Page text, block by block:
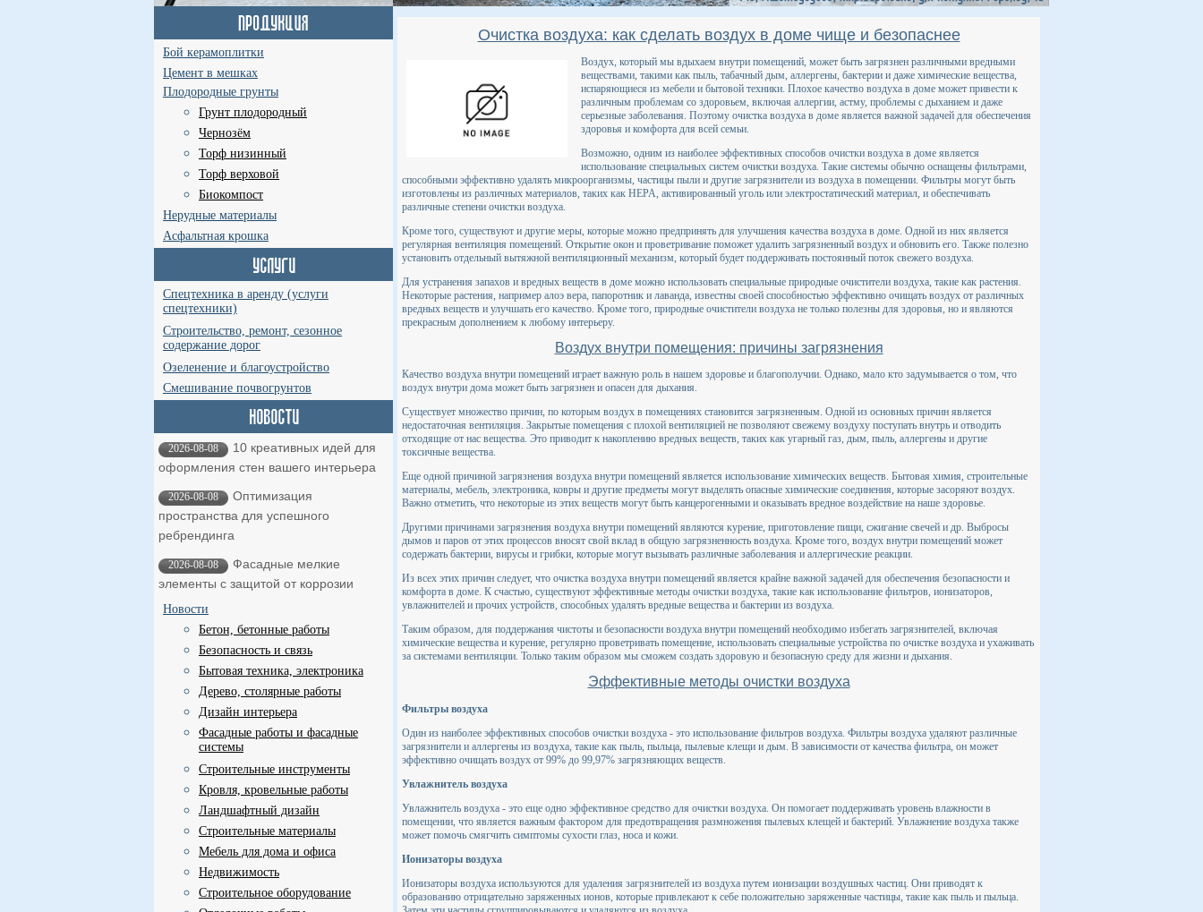
Бой керамоплитки
Цемент в мешках
Плодородные грунты
Грунт плодородный
Чернозём
Торф низинный
Торф верховой
Биокомпост
Нерудные материалы
Асфальтная крошка
Спецтехника в аренду (услуги
спецтехники)
Строительство, ремонт, сезонное
содержание дорог
Озеленение и благоустройство
Смешивание почвогрунтов
2026-08-08
10 креативных идей для
оформления стен вашего интерьера
2026-08-08
Оптимизация
пространства для успешного
ребрендинга
2026-08-08
Фасадные мелкие
элементы с защитой от коррозии
Новости
Бетон, бетонные работы
Безопасность и связь
Бытовая техника, электроника
Дерево, столярные работы
Дизайн интерьера
Фасадные работы и фасадные
системы
Строительные инструменты
Кровля, кровельные работы
Ландшафтный дизайн
Строительные материалы
Мебель для дома и офиса
Недвижимость
Строительное оборудование
Очистка воздуха: как сделать воздух в доме чище и безопаснее
Воздух, который мы вдыхаем внутри помещений, может быть загрязнен различными вредными
веществами, такими как пыль, табачный дым, аллергены, бактерии и даже химические вещества,
испаряющиеся из мебели и бытовой техники. Плохое качество воздуха в доме может привести к
различным проблемам со здоровьем, включая аллергии, астму, проблемы с дыханием и даже
серьезные заболевания. Поэтому очистка воздуха в доме является важной задачей для обеспечения
здоровья и комфорта для всей семьи.
Возможно, одним из наиболее эффективных способов очистки воздуха в доме является
использование специальных систем очистки воздуха. Такие системы обычно оснащены фильтрами,
способными эффективно удалять микроорганизмы, частицы пыли и другие загрязнители из воздуха в помещении. Фильтры могут быть
изготовлены из различных материалов, таких как HEPA, активированный уголь или электростатический материал, и обеспечивать
различные степени очистки воздуха.
Кроме того, существуют и другие меры, которые можно предпринять для улучшения качества воздуха в доме. Одной из них является
регулярная вентиляция помещений. Открытие окон и проветривание поможет удалить загрязненный воздух и обновить его. Также полезно
установить отдельный вытяжной вентиляционный механизм, который будет поддерживать постоянный поток свежего воздуха.
Для устранения запахов и вредных веществ в доме можно использовать специальные природные очистители воздуха, такие как растения.
Некоторые растения, например алоэ вера, папоротник и лаванда, известны своей способностью эффективно очищать воздух от различных
вредных веществ и улучшать его качество. Кроме того, природные очистители воздуха не только полезны для здоровья, но и являются
прекрасным дополнением к любому интерьеру.
Воздух внутри помещения: причины загрязнения
Качество воздуха внутри помещений играет важную роль в нашем здоровье и благополучии. Однако, мало кто задумывается о том, что
воздух внутри дома может быть загрязнен и опасен для дыхания.
Существует множество причин, по которым воздух в помещениях становится загрязненным. Одной из основных причин является
недостаточная вентиляция. Закрытые помещения с плохой вентиляцией не позволяют свежему воздуху поступать внутрь и отводить
отходящие от нас вещества. Это приводит к накоплению вредных веществ, таких как угарный газ, дым, пыль, аллергены и другие
токсичные вещества.
Еще одной причиной загрязнения воздуха внутри помещений является использование химических веществ. Бытовая химия, строительные
материалы, мебель, электроника, ковры и другие предметы могут выделять опасные химические соединения, которые засоряют воздух.
Важно отметить, что некоторые из этих веществ могут быть канцерогенными и оказывать вредное воздействие на наше здоровье.
Другими причинами загрязнения воздуха внутри помещений являются курение, приготовление пищи, сжигание свечей и др. Выбросы
дымов и паров от этих процессов вносят свой вклад в общую загрязненность воздуха. Кроме того, воздух внутри помещений может
содержать бактерии, вирусы и грибки, которые могут вызывать различные заболевания и аллергические реакции.
Из всех этих причин следует, что очистка воздуха внутри помещений является крайне важной задачей для обеспечения безопасности и
комфорта в доме. К счастью, существуют эффективные методы очистки воздуха, такие как использование фильтров, ионизаторов,
увлажнителей и прочих устройств, способных удалять вредные вещества и бактерии из воздуха.
Таким образом, для поддержания чистоты и безопасности воздуха внутри помещений необходимо избегать загрязнителей, включая
химические вещества и курение, регулярно проветривать помещение, использовать специальные устройства по очистке воздуха и ухаживать
за системами вентиляции. Только таким образом мы сможем создать здоровую и безопасную среду для жизни и дыхания.
Эффективные методы очистки воздуха
Фильтры воздуха
Один из наиболее эффективных способов очистки воздуха - это использование фильтров воздуха. Фильтры воздуха удаляют различные
загрязнители и аллергены из воздуха, такие как пыль, пыльца, пылевые клещи и дым. В зависимости от качества фильтра, он может
эффективно очищать воздух от 99% до 99,97% загрязняющих веществ.
Увлажнитель воздуха
Увлажнитель воздуха - это еще одно эффективное средство для очистки воздуха. Он помогает поддерживать уровень влажности в
помещении, что является важным фактором для предотвращения размножения пылевых клещей и бактерий. Увлажнение воздуха также
может помочь смягчить симптомы сухости глаз, носа и кожи.
Ионизаторы воздуха
Ионизаторы воздуха используются для удаления загрязнителей из воздуха путем ионизации воздушных частиц. Они приводят к
образованию отрицательно заряженных ионов, которые привлекают к себе положительно заряженные частицы, такие как пыль и пыльца.